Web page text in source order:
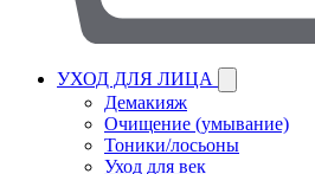
УХОД ДЛЯ ЛИЦА
Демакияж
Очищение (умывание)
Тоники/лосьоны
Уход для век